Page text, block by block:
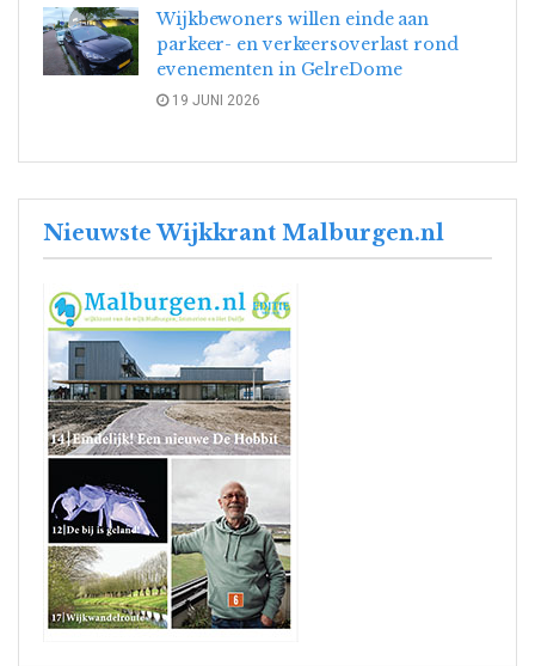
Wijkbewoners willen einde aan
parkeer- en verkeersoverlast rond
evenementen in GelreDome
19 JUNI 2026
Nieuwste Wijkkrant Malburgen.nl